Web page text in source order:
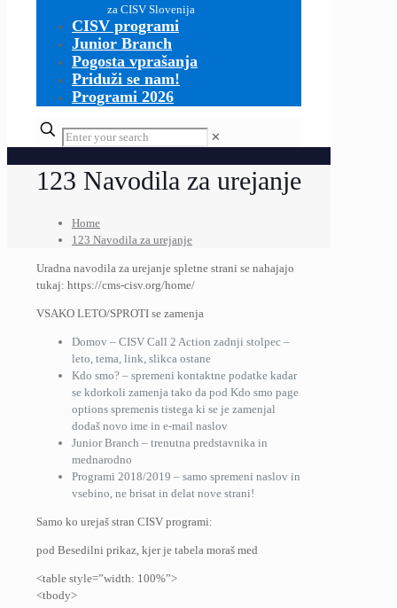
za CISV Slovenija
CISV programi
Junior Branch
Pogosta vprašanja
Priduži se nam!
Programi 2026
✕
123 Navodila za urejanje
Home
123 Navodila za urejanje
Uradna navodila za urejanje spletne strani se nahajajo
tukaj: https://cms-cisv.org/home/
VSAKO LETO/SPROTI se zamenja
Domov – CISV Call 2 Action zadnji stolpec –
leto, tema, link, slikca ostane
Kdo smo? – spremeni kontaktne podatke kadar
se kdorkoli zamenja tako da pod Kdo smo page
options spremenis tistega ki se je zamenjal
dodaš novo ime in e-mail naslov
Junior Branch – trenutna predstavnika in
mednarodno
Programi 2018/2019 – samo spremeni naslov in
vsebino, ne brisat in delat nove strani!
Samo ko urejaš stran CISV programi:
pod Besedilni prikaz, kjer je tabela moraš med
<table style=”width: 100%”>
<tbody>